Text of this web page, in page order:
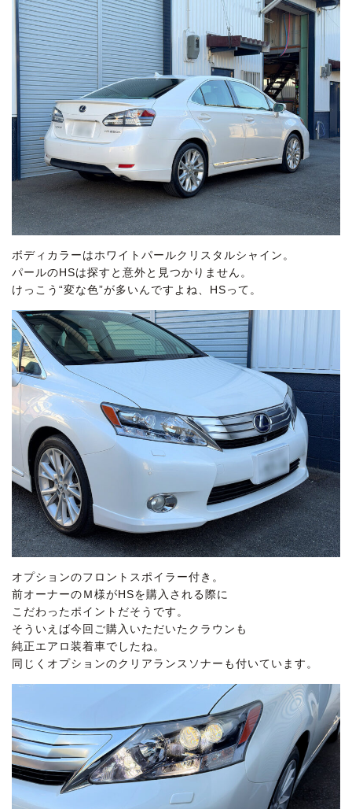
ボディカラーはホワイトパールクリスタルシャイン。
パールのHSは探すと意外と見つかりません。
けっこう“変な色”が多いんですよね、HSって。
オプションのフロントスポイラー付き。
前オーナーのＭ様がHSを購入される際に
こだわったポイントだそうです。
そういえば今回ご購入いただいたクラウンも
純正エアロ装着車でしたね。
同じくオプションのクリアランスソナーも付いています。